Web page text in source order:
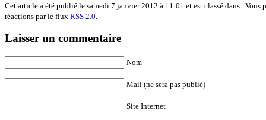
Cet article a été publié le samedi 7 janvier 2012 à 11:01 et est classé dans . Vous
réactions par le flux RSS 2.0
Laisser un commentaire
Nom
Mail (ne sera pas publié)
Site Internet